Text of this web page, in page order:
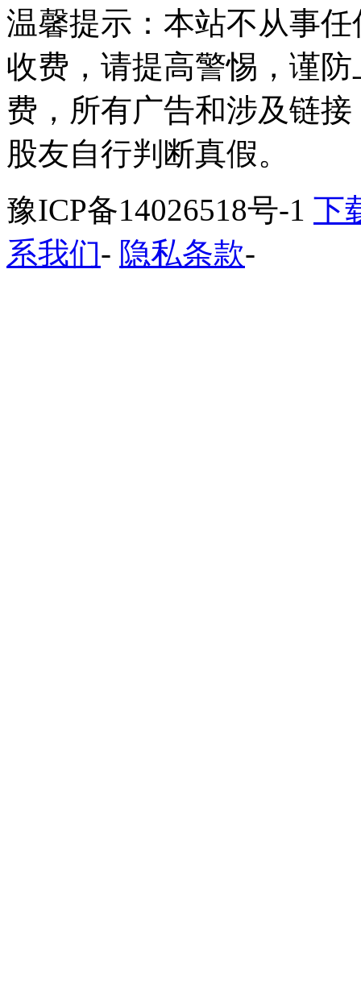
温馨提示：本站不从事
收费，请提高警惕，谨
费，所有广告和涉及链
股友自行判断真假。
豫ICP备14026518号-1 下
系我们- 隐私条款-